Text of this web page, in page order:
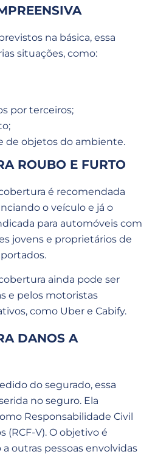
na básica, essa
situações, como:
por terceiros;
de objetos do ambiente.
ROUBO E FURTO
é recomendada
o veículo e já o
para automóveis com
jovens e proprietários de
ainda pode ser
e pelos motoristas
como Uber e Cabify.
DANOS A
do segurado, essa
no seguro. Ela
Responsabilidade Civil
(RCF-V). O objetivo é
outras pessoas envolvidas